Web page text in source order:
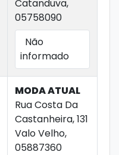
Catanduva,
05758090
Não
informado
MODA ATUAL
Rua Costa Da
Castanheira, 131
Valo Velho,
05887360